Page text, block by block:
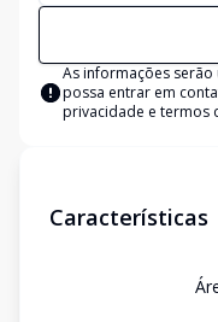
As informações
possa entrar em
privacidade e termos
Características